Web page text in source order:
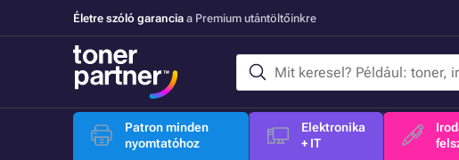
Életre szóló garancia a Premium utántöltőinkre
Patron minden
nyomtatóhoz
Elektronika
+ IT